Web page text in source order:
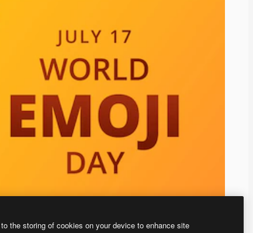
the storing of cookies on your device to enhance site